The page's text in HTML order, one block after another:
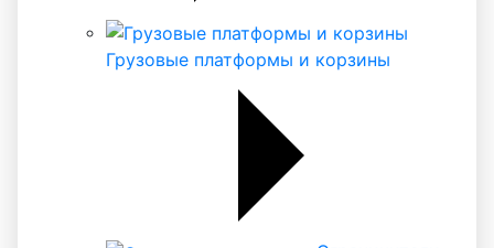
Грузовые платформы и корзины